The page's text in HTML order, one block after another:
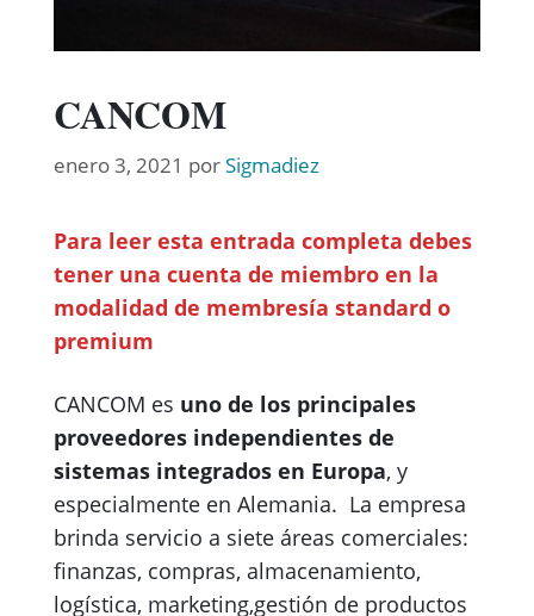
CANCOM
enero 3, 2021 porSigmadiez
Para leer esta entrada completa debes
tener una cuenta de miembro en la
modalidad de membresía standard o
premium
CANCOM es uno de los principales
proveedores independientes de
sistemas integrados en Europa, y
especialmente en Alemania. La empresa
brinda servicio a siete áreas comerciales:
finanzas, compras, almacenamiento,
logística, marketing,gestión de productos